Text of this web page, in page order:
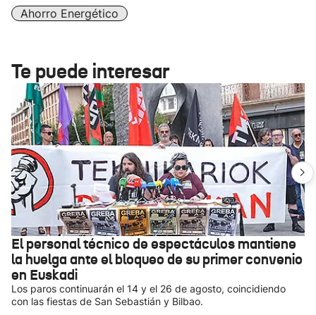
Ahorro Energético
Te puede interesar
El personal técnico de espectáculos mantiene
la huelga ante el bloqueo de su primer convenio
en Euskadi
Los paros continuarán el 14 y el 26 de agosto, coincidiendo
con las fiestas de San Sebastián y Bilbao.